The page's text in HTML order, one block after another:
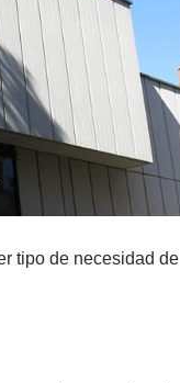
tipo de necesidad de